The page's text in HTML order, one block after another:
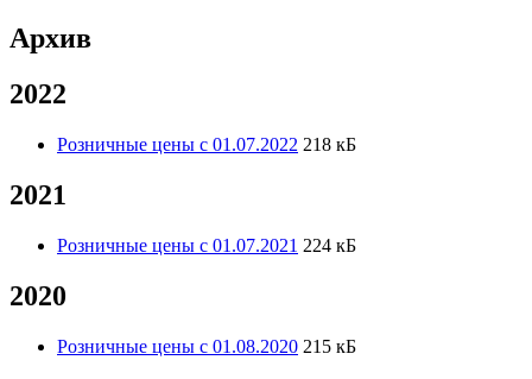
Архив
2022
Розничные цены с 01.07.2022 218 кБ
2021
Розничные цены с 01.07.2021 224 кБ
2020
Розничные цены с 01.08.2020 215 кБ